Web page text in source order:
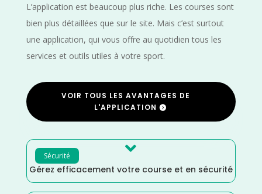
L’application est beaucoup plus riche. Les courses sont
bien plus détaillées que sur le site. Mais c’est surtout
une application, qui vous offre au quotidien tous les
services et outils utiles à votre sport.
VOIR TOUS LES AVANTAGES DE
L'APPLICATION
Sécurité 
Gérez efficacement votre course et en sécurité